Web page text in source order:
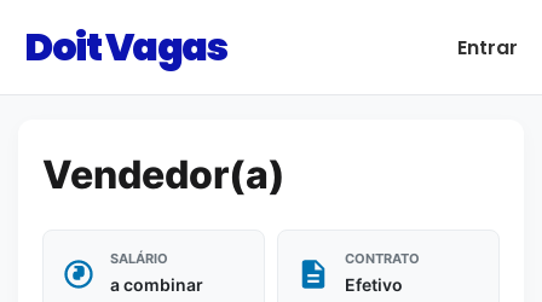
Doit Vagas Entrar
Vendedor(a)
SALÁRIO
a combinar
CONTRATO
Efetivo